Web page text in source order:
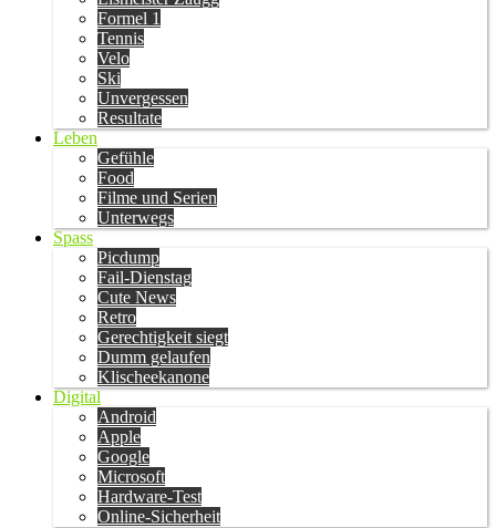
Formel 1
Tennis
Velo
Ski
Unvergessen
Resultate
Leben
Gefühle
Food
Filme und Serien
Unterwegs
Spass
Picdump
Fail-Dienstag
Cute News
Retro
Gerechtigkeit siegt
Dumm gelaufen
Klischeekanone
Digital
Android
Apple
Google
Microsoft
Hardware-Test
Online-Sicherheit